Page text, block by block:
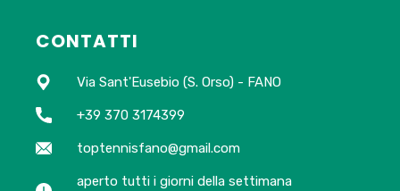
CONTATTI
Via Sant'Eusebio (S. Orso) - FANO
+39 370 3174399
toptennisfano@gmail.com
aperto tutti i giorni della settimana